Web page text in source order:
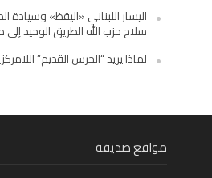
اليسار اللبناني «اليقظ» وسيادة
سلاح حزب الله الطريق الوحيد إلى
لماذا يريد “الحرس القديم”
مواقع صديقة